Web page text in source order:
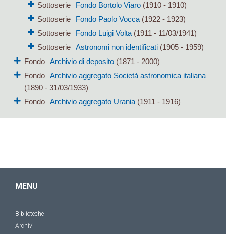
Sottoserie
Fondo Bortolo Viaro (1910 - 1910)
Sottoserie
Fondo Paolo Vocca (1922 - 1923)
Sottoserie
Fondo Luigi Volta (1911 - 11/03/1941)
Sottoserie
Astronomi non identificati (1905 - 1959)
Fondo
Archivio di deposito(1871 - 2000)
Fondo
Archivio aggregato Società astronomica italiana
(1890 - 31/03/1933)
Fondo
Archivio aggregato Urania(1911 - 1916)
MENU
Biblioteche
Archivi